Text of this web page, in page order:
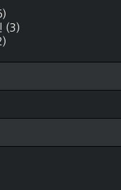
(3)